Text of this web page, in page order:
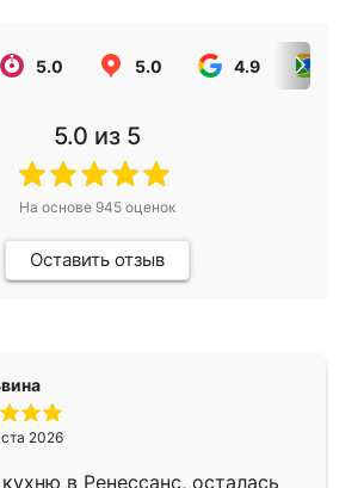
5.0 5.0 4.9
5.0 из 5
На основе 945оценок
Оставить отзыв
2026
в Ренессанс, осталась